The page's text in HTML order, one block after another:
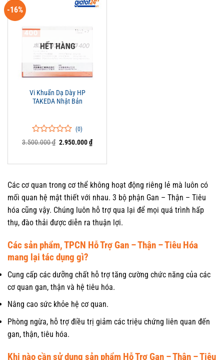
-16%
HẾT HÀNG
Vi Khuẩn Dạ Dày HP
TAKEDA Nhật Bản
0
0
đánh
(0)
3.500.000₫ Giá
2.950.000₫Giá
hiện
Các cơ quan trong cơ thể không hoạt động riêng lẻ mà luôn có
mối quan hệ mật thiết với nhau. 3 bộ phận Gan – Thận – Tiêu
hóa cũng vậy. Chúng luôn hỗ trợ qua lại để mọi quá trình hấp
thụ, đào thải được diễn ra thuận lợi.
Các sản phẩm, TPCN Hỗ Trợ Gan – Thận – Tiêu Hóa
mang lại tác dụng gì?
Cung cấp các dưỡng chất hỗ trợ tăng cường chức năng của các
cơ quan gan, thận và hệ tiêu hóa.
Nâng cao sức khỏe hệ cơ quan.
Phòng ngừa, hỗ trợ điều trị giảm các triệu chứng liên quan đến
gan, thận, tiêu hóa.
Khi nào cần sử dụng sản phẩm Hỗ Trợ Gan – Thận – Tiêu